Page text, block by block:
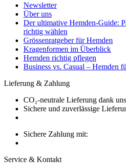
Newsletter
Über uns
Der ultimative Hemden-Guide:
richtig wählen
Grössenratgeber für Hemden
Kragenformen im Überblick
Hemden richtig pflegen
Business vs. Casual – Hemden
Lieferung & Zahlung
CO₂-neutrale Lieferung dank
Sichere und zuverlässige
Sichere Zahlung mit:
Service & Kontakt